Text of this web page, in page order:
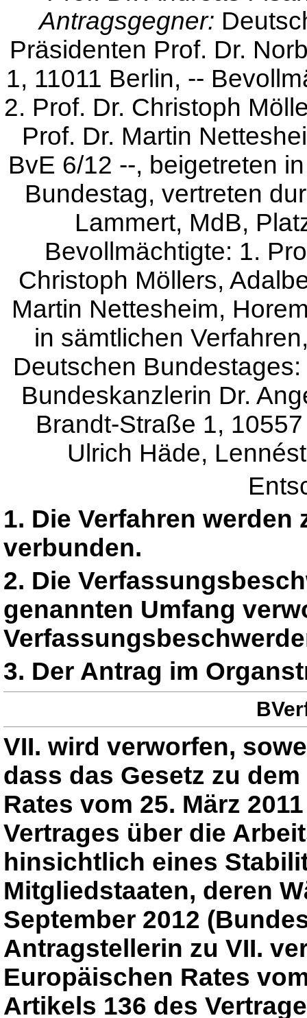
Antragsgegner:
Präsidenten Prof. Dr.
1, 11011 Berlin, --
2. Prof. Dr. Christoph
Prof. Dr. Martin
BvE 6/12 --, beigetreten
Bundestag, vertreten
Lammert, MdB,
Bevollmächtigte: 1.
Christoph Möllers,
Martin Nettesheim,
in sämtlichen
Deutschen
Bundeskanzlerin Dr.
Brandt-Straße 1,
Ulrich Häde,
1. Die Verfahren
verbunden.
2. Die
genannten Umfang
3. Der Antrag im
VII. wird verworfen,
dass das Gesetz zu
Rates vom 25. März
Vertrages über die
hinsichtlich eines
Mitgliedstaaten, deren
September 2012
Antragstellerin zu VII.
Europäischen Rates
Artikels 136 des